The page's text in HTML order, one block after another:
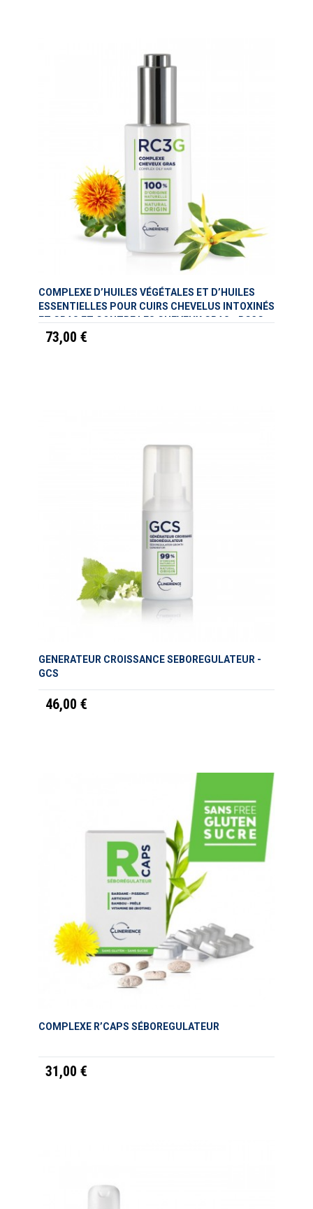
COMPLEXE D’HUILES VÉGÉTALES ET D’HUILES
ESSENTIELLES POUR CUIRS CHEVELUS INTOXINÉS
ET GRAS ET CONTRE LES CHEVEUX GRAS - RC3G
73,00 €
GENERATEUR CROISSANCE SEBOREGULATEUR -
GCS
46,00 €
COMPLEXE R’CAPS SÉBOREGULATEUR
31,00 €